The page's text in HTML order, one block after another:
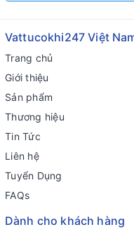
Vattucokhi247 Việt
Trang chủ
Giới thiệu
Sản phẩm
Thương hiệu
Tin Tức
Liên hệ
Tuyển Dụng
FAQs
Dành cho khách hàng